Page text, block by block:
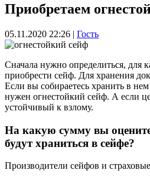
Приобретаем
05.11.2020 22:26 | Гость
Сначала нужно определиться, для
приобрести сейф. Для хранения
Если вы собираетесь хранить в
нужен огнестойкий сейф. А если
устойчивый к взлому.
На какую сумму вы
будут храниться в сейфе?
Производители сейфов и